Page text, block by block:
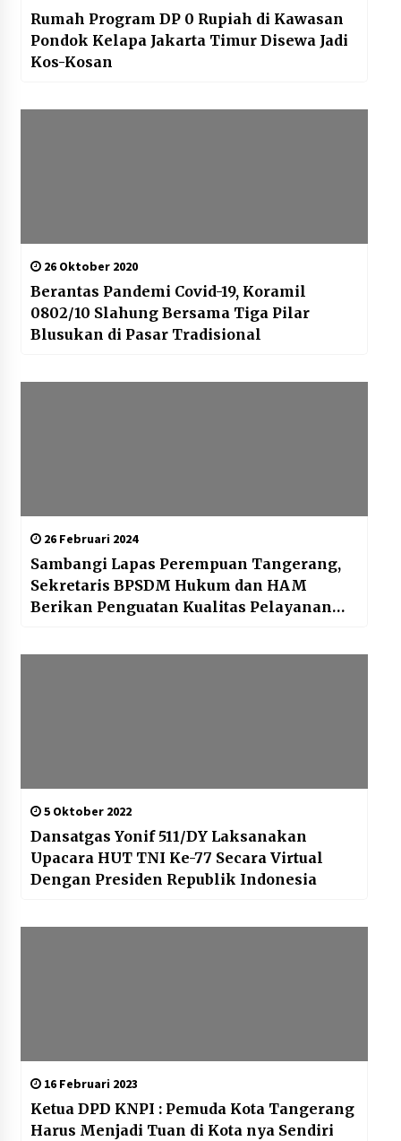
Rumah Program DP 0 Rupiah di Kawasan
Pondok Kelapa Jakarta Timur Disewa Jadi
Kos-Kosan
26 Oktober 2020
Berantas Pandemi Covid-19, Koramil
0802/10 Slahung Bersama Tiga Pilar
Blusukan di Pasar Tradisional
26 Februari 2024
Sambangi Lapas Perempuan Tangerang,
Sekretaris BPSDM Hukum dan HAM
Berikan Penguatan Kualitas Pelayanan
5 Oktober 2022
Dansatgas Yonif 511/DY Laksanakan
Upacara HUT TNI Ke-77 Secara Virtual
Dengan Presiden Republik Indonesia
16 Februari 2023
Ketua DPD KNPI : Pemuda Kota Tangerang
Harus Menjadi Tuan di Kota nya Sendiri